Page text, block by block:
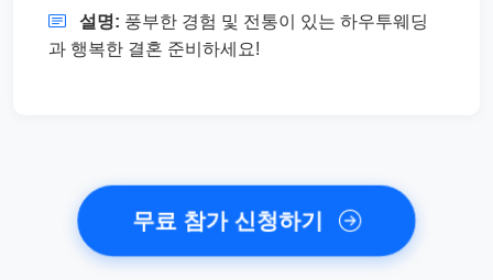
설명: 풍부한 경험 및 전통이 있는 하우투웨딩
과 행복한 결혼 준비하세요!
무료 참가 신청하기